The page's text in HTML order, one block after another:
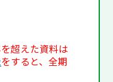
超えた資料は
をすると、全期